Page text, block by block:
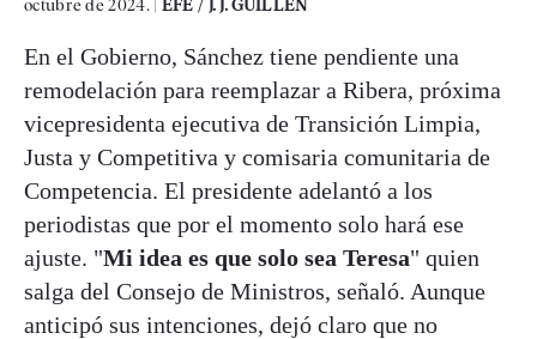
octubre de 2024. | EFE / J. J. GUILLÉN
En el Gobierno, Sánchez tiene pendiente una
remodelación para reemplazar a Ribera, próxima
vicepresidenta ejecutiva de Transición Limpia,
Justa y Competitiva y comisaria comunitaria de
Competencia. El presidente adelantó a los
periodistas que por el momento solo hará ese
ajuste. "Mi idea es que solo sea Teresa" quien
salga del Consejo de Ministros, señaló. Aunque
anticipó sus intenciones, dejó claro que no